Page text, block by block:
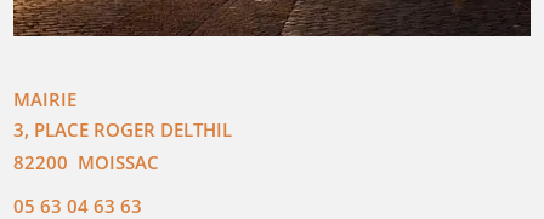
MAIRIE
3, PLACE ROGER DELTHIL
82200 MOISSAC
05 63 04 63 63